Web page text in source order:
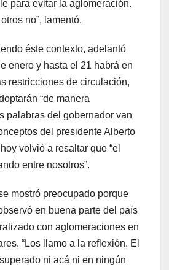
para evitar la aglomeración.
no”, lamentó.
éste contexto, adelantó
enero y hasta el 21 habrá en
restricciones de circulación,
“de manera
palabras del gobernador van
del presidente Alberto
volvió a resaltar que “el
entre nosotros”.
mostró preocupado porque
en buena parte del país
con aglomeraciones en
“Los llamo a la reflexión. El
ni acá ni en ningún